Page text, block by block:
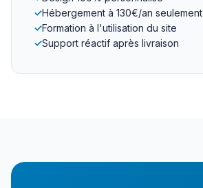
✓Hébergement à 130€/an seulement
✓Formation à l'utilisation du site
✓Support réactif après livraison